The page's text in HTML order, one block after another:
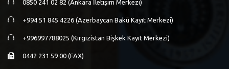
0850 241 02 82 (Ankara İletişim Merkezi)
+994 51 845 4226 (Azerbaycan Bakü Kayıt Merkezi)
+996997788025 (Kırgızistan Bişkek Kayıt Merkezi)
0442 231 59 00 (FAX)